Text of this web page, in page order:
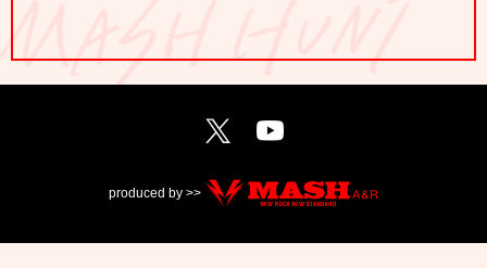
produced by >>